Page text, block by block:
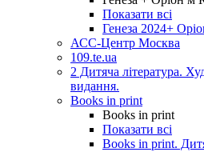
Показати всі
Генеза 2024+
АСС-Центр Москва
109.te.ua
2 Дитяча література.
видання.
Books in print
Books in print
Показати всі
Books in print.